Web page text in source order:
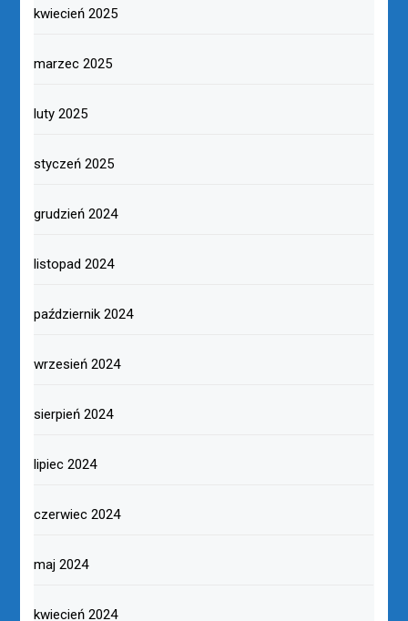
kwiecień 2025
marzec 2025
luty 2025
styczeń 2025
grudzień 2024
listopad 2024
październik 2024
wrzesień 2024
sierpień 2024
lipiec 2024
czerwiec 2024
maj 2024
kwiecień 2024